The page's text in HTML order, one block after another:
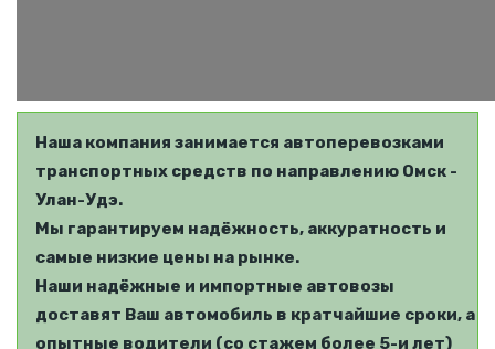
Наша компания занимается автоперевозками
транспортных средств по направлению Омск -
Улан-Удэ.
Мы гарантируем надёжность, аккуратность и
самые низкие цены на рынке.
Наши надёжные и импортные автовозы
доставят Ваш автомобиль в кратчайшие сроки, а
опытные водители (со стажем более 5-и лет)